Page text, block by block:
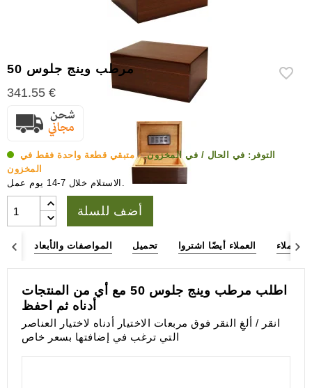
مرطب وينج جلوس 50
341.55 €
التوفر: في الحال / في المخزون.- متبقي قطعة واحدة فقط في
المخزون
الاستلام خلال 7-14 يوم عمل.
أضف للسلة
المواصفات والأبعاد تحميل العملاء أيضًا اشتروا العملاء
اطلب مرطب وينج جلوس 50 مع أي من المنتجات
أدناه ثم احفظ
انقر / ألغِ النقر فوق مربعات الاختيار أدناه لاختيار العناصر
التي ترغب في إضافتها بسعر خاص